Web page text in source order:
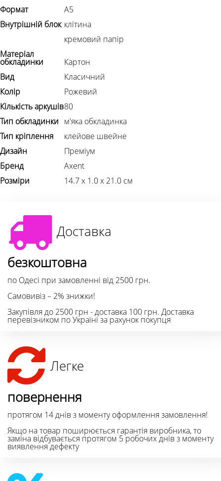
Формат
А5
Внутрішній блок клітина
кремовий папір
Матеріал
обкладинки
Картон
Вид
Класичний
Колір
Рожевий
Кількість аркушів80
Тип обкладинки м'яка обкладинка
Тип кріплення
клейове швейне
Дизайн
Преміум
Бренд
Axent
Розміри
14.7 х 1.0 х 21.0 см
Доставка
безкоштовна
по Одесі при замовленні від 2500 грн.
Самовивіз – 2% знижки!
Закупівля до 2500 грн - доставка 100 грн. Доставка
перевізником по Україні за рахунок покупця
Легке
повернення
протягом 14 днів з моменту оформлення замовлення!
Якщо на товар поширюється гарантія виробника, то
заміна відбувається протягом 5 робочих днів з моменту
виявлення дефекту